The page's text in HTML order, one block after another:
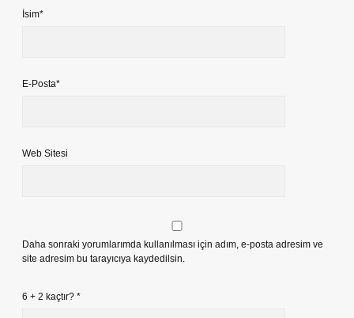
İsim*
E-Posta*
Web Sitesi
Daha sonraki yorumlarımda kullanılması için adım, e-posta adresim ve
site adresim bu tarayıcıya kaydedilsin.
6 + 2 kaçtır? *